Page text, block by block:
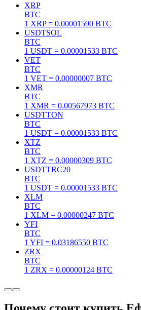
XRP
BTC
1 XRP= 0.00001590 BTC
USDTSOL
BTC
1 USDT = 0.00001533 BTC
VET
BTC
1 VET = 0.00000007 BTC
XMR
BTC
1 XMR = 0.00567973 BTC
USDTTON
BTC
1 USDT = 0.00001533 BTC
XTZ
BTC
1 XTZ = 0.00000309 BTC
USDTTRC20
BTC
1 USDT = 0.00001533 BTC
XLM
BTC
1 XLM = 0.00000247 BTC
YFI
BTC
1 YFI = 0.03186550 BTC
ZRX
BTC
1 ZRX = 0.00000124 BTC